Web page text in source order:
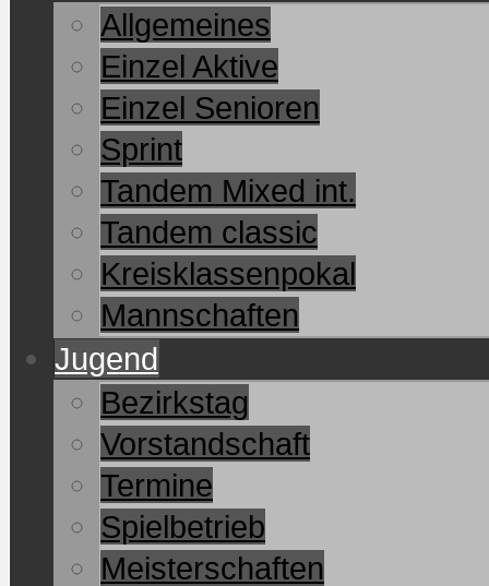
Allgemeines
Einzel Aktive
Einzel Senioren
Sprint
Tandem Mixed int.
Tandem classic
Kreisklassenpokal
Mannschaften
Jugend
Bezirkstag
Vorstandschaft
Termine
Spielbetrieb
Meisterschaften